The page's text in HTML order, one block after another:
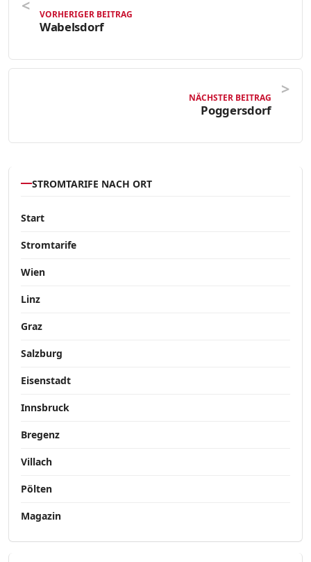
VORHERIGER BEITRAG
Wabelsdorf
NÄCHSTER BEITRAG
Poggersdorf
STROMTARIFE NACH ORT
Start
Stromtarife
Wien
Linz
Graz
Salzburg
Eisenstadt
Innsbruck
Bregenz
Villach
Pölten
Magazin